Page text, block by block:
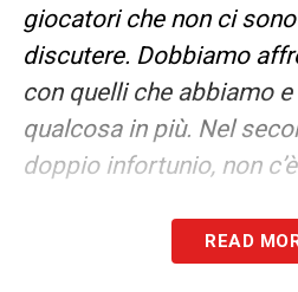
giocatori che non ci sono
discutere. Dobbiamo
con quelli che abbiamo
qualcosa in più. Nel
doppio infortunio, non
PROSSIMO MESE
giochiamo tanto nella
READ